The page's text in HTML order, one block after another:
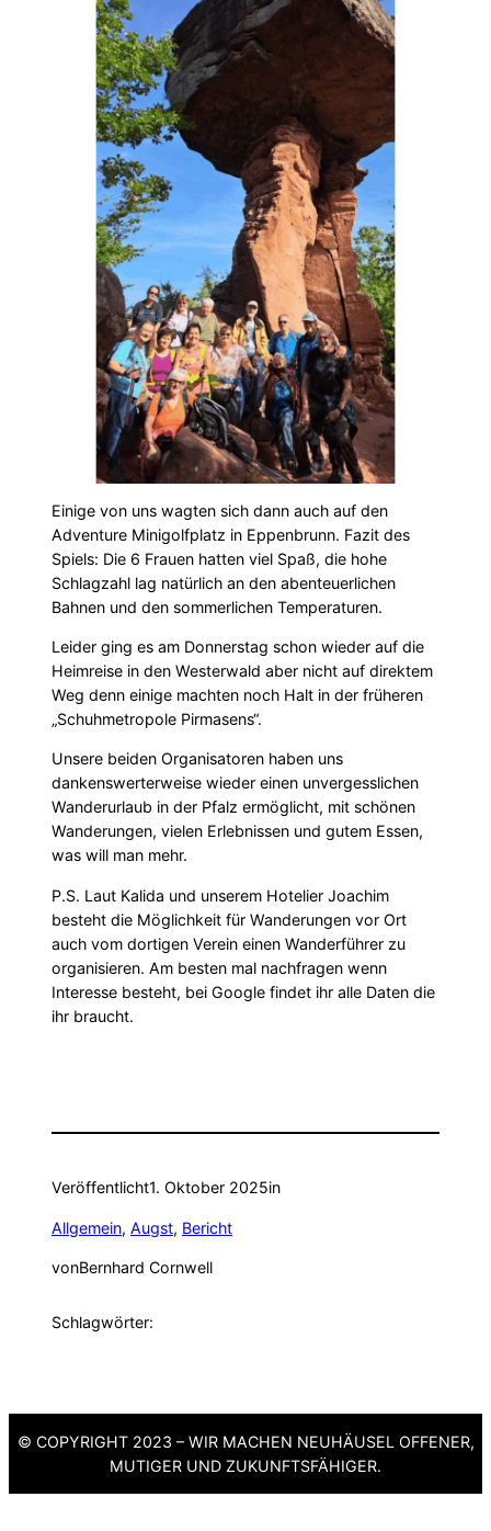
Einige von uns wagten sich dann auch auf den
Adventure Minigolfplatz in Eppenbrunn. Fazit des
Spiels: Die 6 Frauen hatten viel Spaß, die hohe
Schlagzahl lag natürlich an den abenteuerlichen
Bahnen und den sommerlichen Temperaturen.
Leider ging es am Donnerstag schon wieder auf die
Heimreise in den Westerwald aber nicht auf direktem
Weg denn einige machten noch Halt in der früheren
„Schuhmetropole Pirmasens“.
Unsere beiden Organisatoren haben uns
dankenswerterweise wieder einen unvergesslichen
Wanderurlaub in der Pfalz ermöglicht, mit schönen
Wanderungen, vielen Erlebnissen und gutem Essen,
was will man mehr.
P.S. Laut Kalida und unserem Hotelier Joachim
besteht die Möglichkeit für Wanderungen vor Ort
auch vom dortigen Verein einen Wanderführer zu
organisieren. Am besten mal nachfragen wenn
Interesse besteht, bei Google findet ihr alle Daten die
ihr braucht.
Veröffentlicht1. Oktober 2025in
Allgemein, Augst, Bericht
vonBernhard Cornwell
Schlagwörter:
© COPYRIGHT 2023 – WIR MACHEN NEUHÄUSEL OFFENER,
MUTIGER UND ZUKUNFTSFÄHIGER.